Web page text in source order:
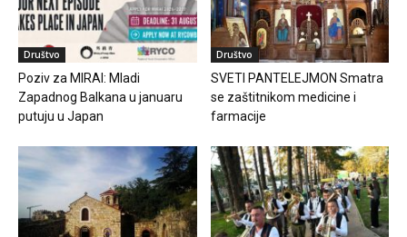
Društvo
Poziv za MIRAI: Mladi
Zapadnog Balkana u januaru
putuju u Japan
Društvo
SVETI PANTELEJMON Smatra
se zaštitnikom medicine i
farmacije